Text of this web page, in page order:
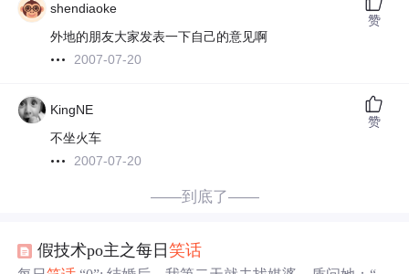
shendiaoke
外地的朋友大家发表一下自己的意见啊
2007-07-20
赞
KingNE
不坐火车
2007-07-20
赞
——到底了——
假技术po主之每日笑话